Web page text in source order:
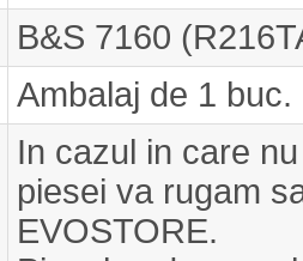
B&S 7160
Ambalaj de 1 buc.
In cazul in care
piesei va rugam
EVOSTORE.